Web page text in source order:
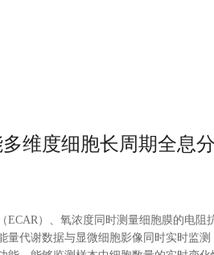
维度细胞长周期全息
ECAR）、氧浓度同时测量细胞膜的电阻
量代谢数据与显微细胞影像同时实时监测